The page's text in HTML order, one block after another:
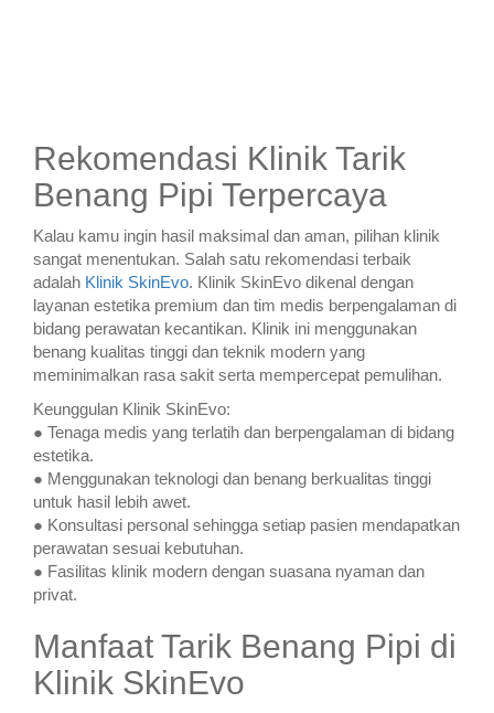
Rekomendasi Klinik Tarik
Benang Pipi Terpercaya
Kalau kamu ingin hasil maksimal dan aman, pilihan klinik
sangat menentukan. Salah satu rekomendasi terbaik
adalah Klinik SkinEvo. Klinik SkinEvo dikenal dengan
layanan estetika premium dan tim medis berpengalaman di
bidang perawatan kecantikan. Klinik ini menggunakan
benang kualitas tinggi dan teknik modern yang
meminimalkan rasa sakit serta mempercepat pemulihan.
Keunggulan Klinik SkinEvo:
● Tenaga medis yang terlatih dan berpengalaman di bidang
estetika.
● Menggunakan teknologi dan benang berkualitas tinggi
untuk hasil lebih awet.
● Konsultasi personal sehingga setiap pasien mendapatkan
perawatan sesuai kebutuhan.
● Fasilitas klinik modern dengan suasana nyaman dan
privat.
Manfaat Tarik Benang Pipi di
Klinik SkinEvo